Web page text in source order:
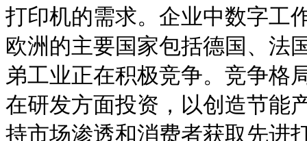
打印机的需求。企业中数字工
欧洲的主要国家包括德国、法
弟工业正在积极竞争。竞争格
在研发方面投资，以创造节能
持市场渗透和消费者获取先进